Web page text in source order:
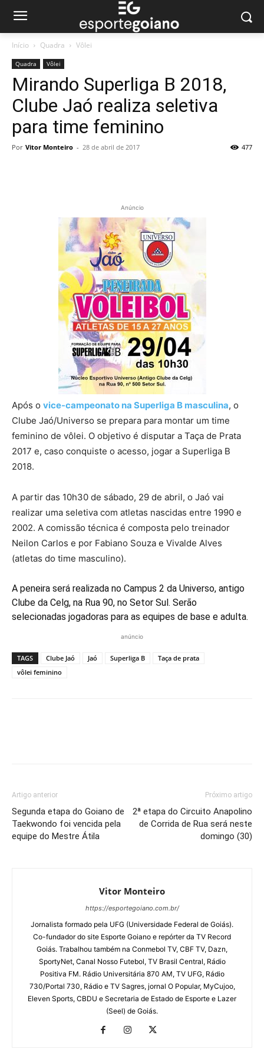
Início Quadra Vôlei
Quadra Vôlei
Mirando Superliga B 2018,
Clube Jaó realiza seletiva
para time feminino
Por Vitor Monteiro - 28 de abril de 2017 477
Anúncio
Após o vice-campeonato na Superliga B masculina, o
Clube Jaó/Universo se prepara para montar um time
feminino de vôlei. O objetivo é disputar a Taça de Prata
2017 e, caso conquiste o acesso, jogar a Superliga B
2018.
A partir das 10h30 de sábado, 29 de abril, o Jaó vai
realizar uma seletiva com atletas nascidas entre 1990 e
2002. A comissão técnica é composta pelo treinador
Neilon Carlos e por Fabiano Souza e Vivalde Alves
(atletas do time masculino).
A peneira será realizada no Campus 2 da Universo, antigo
Clube da Celg, na Rua 90, no Setor Sul. Serão
selecionadas jogadoras para as equipes de base e adulta.
anúncio
TAGS Clube Jaó Jaó Superliga B
Taça de prata
vôlei feminino
Artigo anterior
Segunda etapa do Goiano de
Taekwondo foi vencida pela
equipe do Mestre Átila
Próximo artigo
2ª etapa do Circuito Anapolino
de Corrida de Rua será neste
domingo (30)
Vitor Monteiro
https://esportegoiano.com.br/
Jornalista formado pela UFG (Universidade Federal de Goiás).
Co-fundador do site Esporte Goiano e repórter da TV Record
Goiás. Trabalhou também na Conmebol TV, CBF TV, Dazn,
SportyNet, Canal Nosso Futebol, TV Brasil Central, Rádio
Positiva FM. Rádio Universitária 870 AM, TV UFG, Rádio
730/Portal 730, Rádio e TV Sagres, jornal O Popular, MyCujoo,
Eleven Sports, CBDU e Secretaria de Estado de Esporte e Lazer
(Seel) de Goiás.